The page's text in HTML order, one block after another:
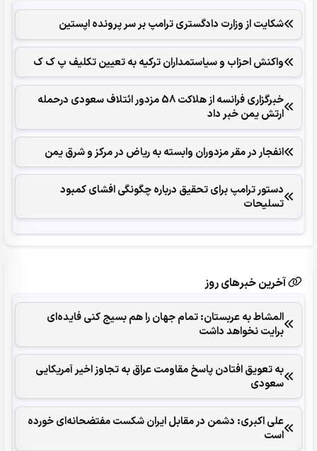
شکایت از وزارت دادگستری ترامپ بر سر پرونده اپستین
واکنش احزاب و سیاستمداران ترکیه به تعیین تکلیف پ ک ک
خبرگزاری فرانسه از هلاکت 58 مزدور ائتلاف سعودی درحمله
ارتش یمن خبر داد
انفجار در مقر مزدوران وابسته به ریاض در مرکز و شرق یمن
دستور ترامپ برای تحقیق درباره چگونگی افشای کمبود
تسلیحات
آخرین خبرهای روز
المشاط به عربستان: تمام جهان را هم بسیج کنی فایده‌ای
برایت نخواهد داشت
به تعویق افتادن پاسخ مقاومت عراق به تجاوز اخیر آمریکایی
سعودی
علی اکبری: دشمن در مقابل ایران شکست مفتضحانه‌ای خورده
است